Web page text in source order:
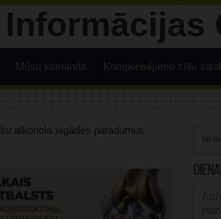
Mūsu komanda Kompensējamo zāļu
alkohola iegādes paradumus